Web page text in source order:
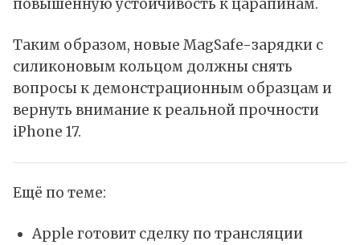
повышенную устойчивость к царапинам.
Таким образом, новые MagSafe-зарядки с
силиконовым кольцом должны снять
вопросы к демонстрационным образцам и
вернуть внимание к реальной прочности
iPhone 17.
Ещё по теме:
Apple готовит сделку по трансляции